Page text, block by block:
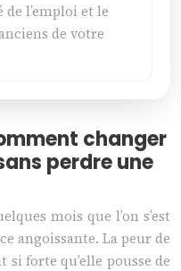
l’emploi et le
de votre
changer
perdre une
mois que l’on s’est
angoissante. La peur de
si forte qu’elle pousse de